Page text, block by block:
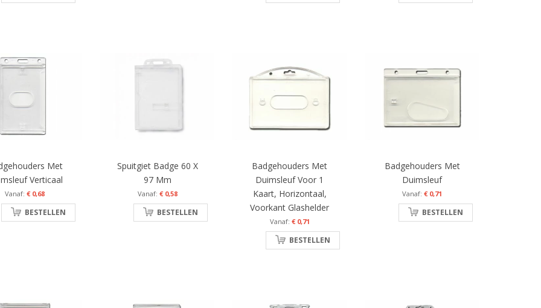
Met
Verticaal
€ 0,68
BESTELLEN
Spuitgiet Badge 60 X
97 Mm
€ 0,58
BESTELLEN
Badgehouders Met
Duimsleuf Voor 1
Kaart, Horizontaal,
Voorkant Glashelder
€ 0,71
BESTELLEN
Badgehouders Met
Duimsleuf
€ 0,71
BESTELLEN